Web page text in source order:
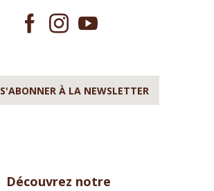
S'ABONNER À LA NEWSLETTER
Découvrez notre